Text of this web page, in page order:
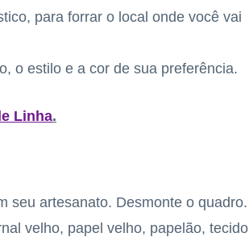
para forrar o local onde você vai
o estilo e a cor de sua preferência.
Linha.
seu artesanato. Desmonte o quadro.
velho, papel velho, papelão, tecido